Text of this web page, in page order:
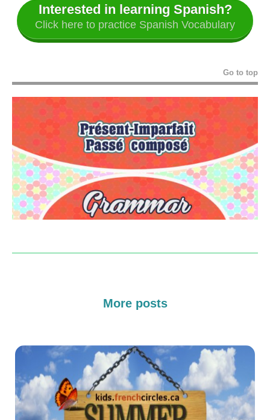
Interested in learning Spanish?
Click here to practice Spanish Vocabulary
Go to top
More posts